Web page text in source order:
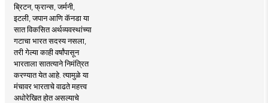
ब्रिटन, फ्रान्स, जर्मनी,
इटली, जपान आणि कॅनडा या
सात विकसित अर्थव्यवस्थांच्या
गटाचा भारत सदस्य नसला,
तरी गेल्या काही वर्षांपासून
भारताला सातत्याने निमंत्रित
करण्यात येत आहे. त्यामुळे या
मंचावर भारताचे वाढते महत्त्व
अधोरेखित होत असल्याचे